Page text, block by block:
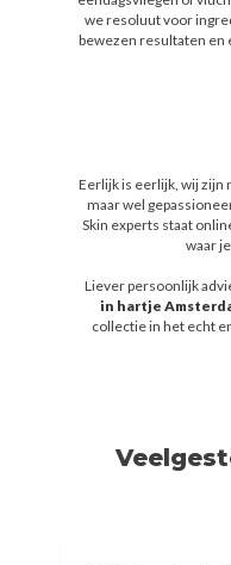
we resoluut voor
bewezen resultaten en
Eerlijk is eerlijk, wij zijn
maar wel
Skin experts staat
waar
Liever persoonlijk
in hartje
collectie in het echt